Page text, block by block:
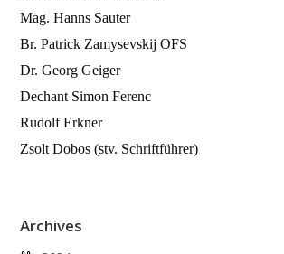
Mag. Hanns Sauter
Br. Patrick Zamysevskij OFS
Dr. Georg Geiger
Dechant Simon Ferenc
Rudolf Erkner
Zsolt Dobos (stv. Schriftführer)
Archives